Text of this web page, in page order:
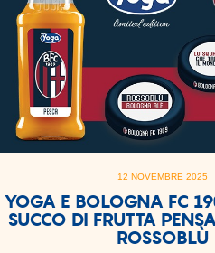
12 NOVEMBRE 2025
YOGA E BOLOGNA FC
SUCCO DI FRUTTA
ROSSOBLÙ